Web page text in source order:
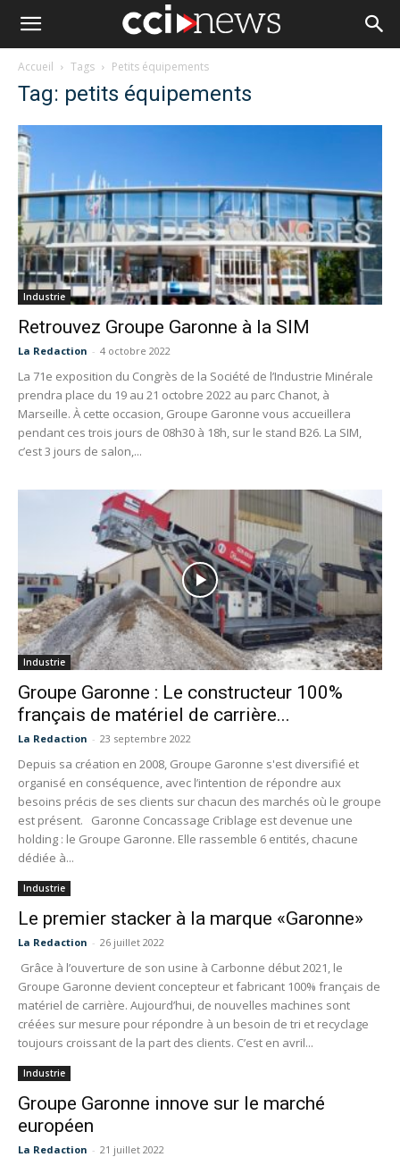
Accueil Tags Petits équipements
Tag: petits équipements
Industrie
Retrouvez Groupe Garonne à la SIM
La Redaction - 4 octobre 2022
La 71e exposition du Congrès de la Société de l’Industrie Minérale
prendra place du 19 au 21 octobre 2022 au parc Chanot, à
Marseille. À cette occasion, Groupe Garonne vous accueillera
pendant ces trois jours de 08h30 à 18h, sur le stand B26. La SIM,
c’est 3 jours de salon,...
Industrie
Groupe Garonne : Le constructeur 100%
français de matériel de carrière...
La Redaction - 23 septembre 2022
Depuis sa création en 2008, Groupe Garonne s'est diversifié et
organisé en conséquence, avec l’intention de répondre aux
besoins précis de ses clients sur chacun des marchés où le groupe
est présent. Garonne Concassage Criblage est devenue une
holding : le Groupe Garonne. Elle rassemble 6 entités, chacune
dédiée à...
Industrie
Le premier stacker à la marque «Garonne»
La Redaction - 26 juillet 2022
Grâce à l’ouverture de son usine à Carbonne début 2021, le
Groupe Garonne devient concepteur et fabricant 100% français de
matériel de carrière. Aujourd’hui, de nouvelles machines sont
créées sur mesure pour répondre à un besoin de tri et recyclage
toujours croissant de la part des clients. C’est en avril...
Industrie
Groupe Garonne innove sur le marché
européen
La Redaction - 21 juillet 2022